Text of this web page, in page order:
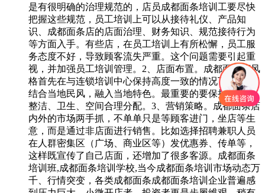
是有很明确的治理规范的，店员成都面条培训工要尽快
把握这些规范，员工培训上可以从接待礼仪、产品知
识、成都面条店的店面治理、财务知识、规范接待行为
等方面入手。有些店，在员工培训上有所松懈，员工服
务态度不好，导致顾客流失严重。这个问题需要引起重
视，并加强员工培训管理。2、店面布置。成都面条店风
格首先在与连锁培训中心保持高度一致的情况下，适当
结合当地民风，融入当地特色。最重要的要保持干净、
整洁、卫生、空间合理分配。3、营销策略。成都面条店
内外的市场两手抓，不单单只是等顾客进门，坐店等生
意，而是通过非店面进行销售。比如选择招聘兼职人员
在人群密集区（广场、商业区等）发优惠券、传单等，
这样既宣传了自己店面，还增加了很多客源。成都面条
培训班,成都面条培训学校,当今成都面条培训市场动态万
千、行情突变，各类成都面条成都面条培训企业普遍感